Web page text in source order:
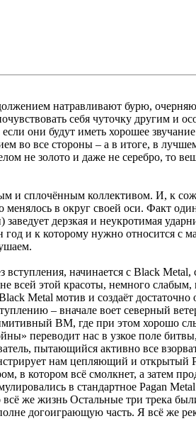
натравливают бурю,
себя чуточку другим
они будут иметь хорошее
во все стороны – а в итоге, в
не золото и даже не серебро, то
и сплочённым коллективом. И, к
в округ своей оси. Факт
дерзкая и неукротимая
и к которому нужно относится
вступления, начинается с Black
этой красоты, немного
Metal мотив и создаёт
– вначале воет северный
BM, где при этом хорошо
переводит нас в узкое поле
пытающийся активно все
нам цепляющий и открытый
в котором всё смолкнет, а затем
в стандартное Pagan
же жизнь Остальные три трека
догоиграющую часть. Я всё же